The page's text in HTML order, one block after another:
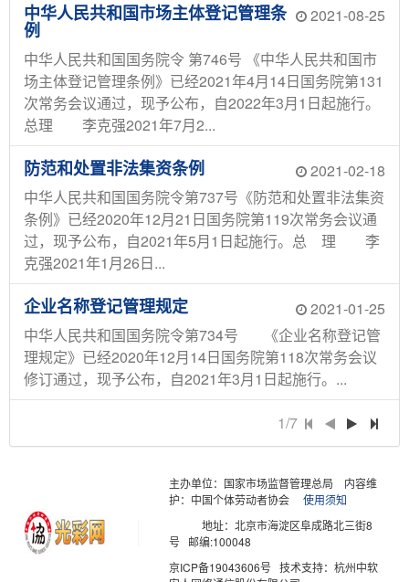
2021-08-25
中华人民共和国市场主体登记管理条
例
中华人民共和国国务院令 第746号 《中华人民共和国市
场主体登记管理条例》已经2021年4月14日国务院第131
次常务会议通过，现予公布，自2022年3月1日起施行。
总理 李克强2021年7月2...
2021-02-18
防范和处置非法集资条例
中华人民共和国国务院令第737号《防范和处置非法集资
条例》已经2020年12月21日国务院第119次常务会议通
过，现予公布，自2021年5月1日起施行。总 理 李
克强2021年1月26日...
2021-01-25
企业名称登记管理规定
中华人民共和国国务院令第734号 《企业名称登记管
理规定》已经2020年12月14日国务院第118次常务会议
修订通过，现予公布，自2021年3月1日起施行。...
1/7
主办单位：国家市场监督管理总局
内容维
护：中国个体劳动者协会
使用须知
地址：北京市海淀区阜成路北三街8
号 邮编:100048
京ICP备19043606号 技术支持：杭州中软